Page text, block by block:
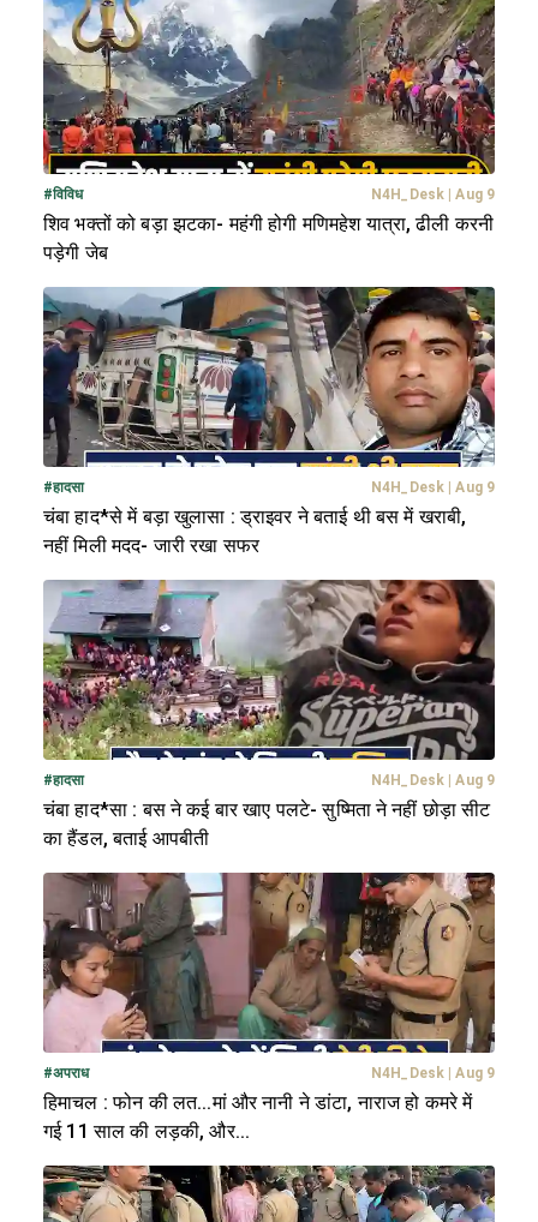
#विविध N4H_Desk Aug 9
शिव भक्तों को बड़ा झटका- महंगी होगी मणिमहेश यात्रा, ढीली करनी
पड़ेगी जेब
#हादसा N4H_Desk Aug 9
चंबा हाद*से में बड़ा खुलासा : ड्राइवर ने बताई थी बस में खराबी,
नहीं मिली मदद- जारी रखा सफर
#हादसा N4H_Desk Aug 9
चंबा हाद*सा : बस ने कई बार खाए पलटे- सुष्मिता ने नहीं छोड़ा सीट
का हैंडल, बताई आपबीती
#अपराध N4H_Desk Aug 9
हिमाचल : फोन की लत...मां और नानी ने डांटा, नाराज हो कमरे में
गई 11 साल की लड़की, और...